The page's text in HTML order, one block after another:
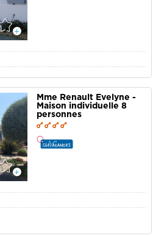
Mme Renault Evelyne -
Maison individuelle 8
personnes